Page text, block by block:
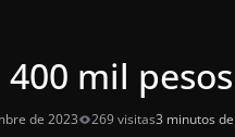
400 mil
de 2023 269 visitas3 minutos